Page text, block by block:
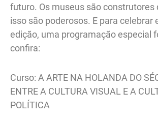
futuro. Os museus são construtores
isso são poderosos. E para celebrar
edição, uma programação especial
confira:
Curso: A ARTE NA HOLANDA DO
ENTRE A CULTURA VISUAL E A
POLÍTICA